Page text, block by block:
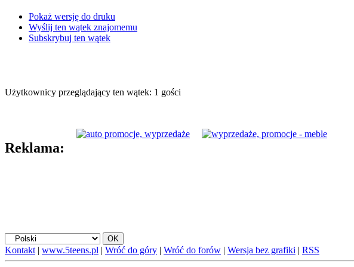
Pokaż wersję do druku
Wyślij ten wątek znajomemu
Subskrybuj ten wątek
Użytkownicy przeglądający ten wątek: 1 gości
Reklama:
Kontakt | www.5teens.pl | Wróć do góry | Wróć do forów | Wersja bez grafiki | RSS